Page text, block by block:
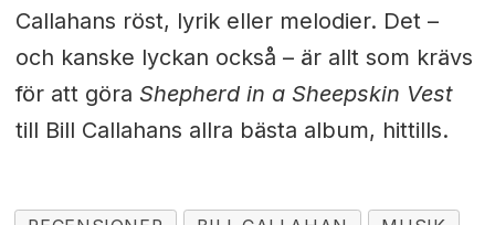
Callahans röst, lyrik eller melodier. Det –
och kanske lyckan också – är allt som krävs
för att göra Shepherd in a Sheepskin Vest
till Bill Callahans allra bästa album, hittills.